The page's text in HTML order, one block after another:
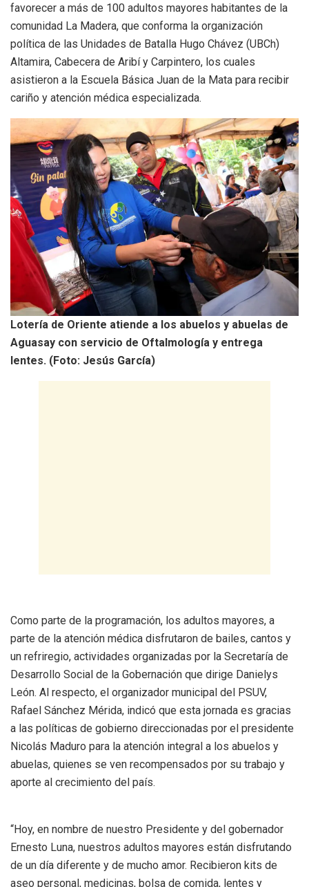
favorecer a más de 100 adultos mayores habitantes de la
comunidad La Madera, que conforma la organización
política de las Unidades de Batalla Hugo Chávez (UBCh)
Altamira, Cabecera de Aribí y Carpintero, los cuales
asistieron a la Escuela Básica Juan de la Mata para recibir
cariño y atención médica especializada.
Lotería de Oriente atiende a los abuelos y abuelas de
Aguasay con servicio de Oftalmología y entrega
lentes. (Foto: Jesús García)
Como parte de la programación, los adultos mayores, a
parte de la atención médica disfrutaron de bailes, cantos y
un refriregio, actividades organizadas por la Secretaría de
Desarrollo Social de la Gobernación que dirige Danielys
León. Al respecto, el organizador municipal del PSUV,
Rafael Sánchez Mérida, indicó que esta jornada es gracias
a las políticas de gobierno direccionadas por el presidente
Nicolás Maduro para la atención integral a los abuelos y
abuelas, quienes se ven recompensados por su trabajo y
aporte al crecimiento del país.
“Hoy, en nombre de nuestro Presidente y del gobernador
Ernesto Luna, nuestros adultos mayores están disfrutando
de un día diferente y de mucho amor. Recibieron kits de
aseo personal, medicinas, bolsa de comida, lentes y